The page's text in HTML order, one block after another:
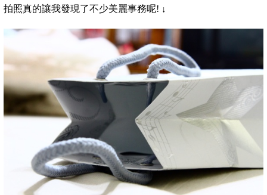
拍照真的讓我發現了不少美麗事務呢! ↓